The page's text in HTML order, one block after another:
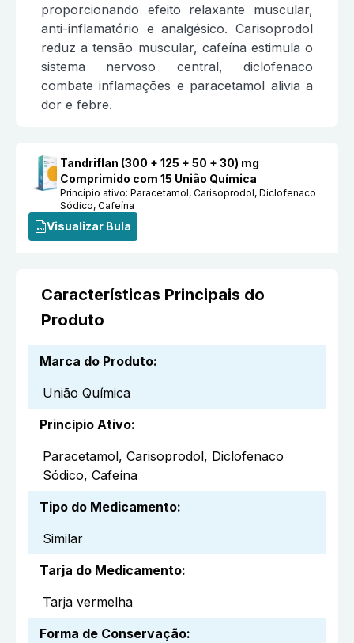
proporcionando efeito relaxante muscular,
anti-inflamatório e analgésico. Carisoprodol
reduz a tensão muscular, cafeína estimula o
sistema nervoso central, diclofenaco
combate inflamações e paracetamol alivia a
dor e febre.
Tandriflan (300 + 125 + 50 + 30) mg
Comprimido com 15 União Química
Princípio ativo:Paracetamol, Carisoprodol, Diclofenaco
Sódico, Cafeína
Visualizar Bula
Características Principais do
Produto
Marca do Produto:
União Química
Princípio Ativo:
Paracetamol, Carisoprodol, Diclofenaco
Sódico, Cafeína
Tipo do Medicamento:
Similar
Tarja do Medicamento:
Tarja vermelha
Forma de Conservação: